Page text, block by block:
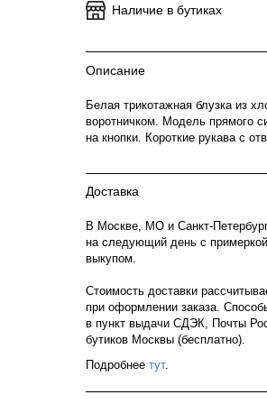
Наличие в бутиках
Описание
Белая трикотажная блузка из
воротничком. Модель прямого
на кнопки. Короткие рукава с
Доставка
В Москве, МО и Санкт-
на следующий день с
выкупом.
Стоимость доставки
при оформлении заказа.
в пункт выдачи СДЭК, Почты
бутиков Москвы (бесплатно).
Подробнее тут.